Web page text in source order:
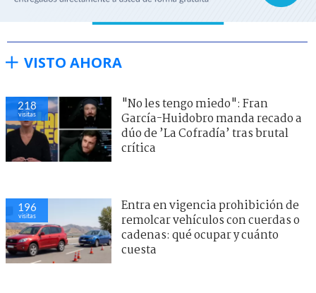
VISTO AHORA
218
visitas
"No les tengo miedo": Fran
García-Huidobro manda recado a
dúo de ’La Cofradía’ tras brutal
crítica
196
visitas
Entra en vigencia prohibición de
remolcar vehículos con cuerdas o
cadenas: qué ocupar y cuánto
cuesta